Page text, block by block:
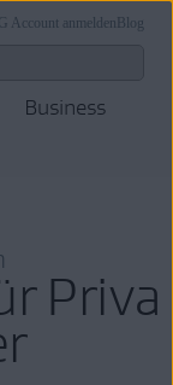
Blog
Account anmelden
Business
Priva